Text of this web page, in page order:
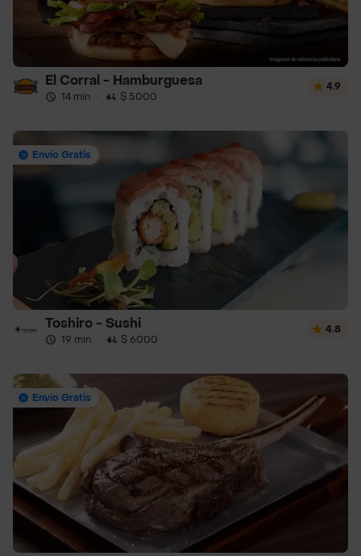
El Corral - Hamburguesa
14 min · $ 5000
4.9
Envío Gratis
Toshiro - Sushi
19 min · $ 6000
4.8
Envío Gratis